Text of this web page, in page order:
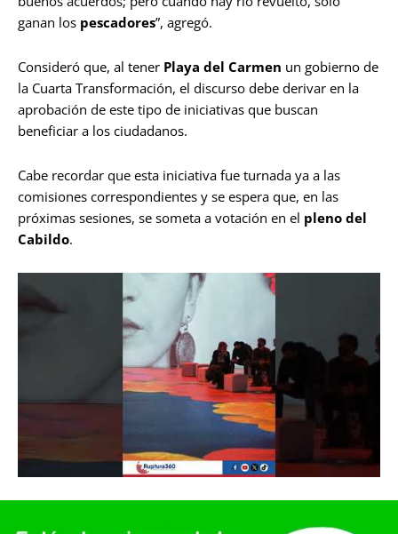
ganan los pescadores”, agregó.
Consideró que, al tener Playa del Carmen un gobierno de
la Cuarta Transformación, el discurso debe derivar en la
aprobación de este tipo de iniciativas que buscan
beneficiar a los ciudadanos.
Cabe recordar que esta iniciativa fue turnada ya a las
comisiones correspondientes y se espera que, en las
próximas sesiones, se someta a votación en el pleno del
Cabildo.